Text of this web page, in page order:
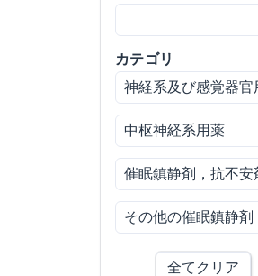
カテゴリ
全てクリア